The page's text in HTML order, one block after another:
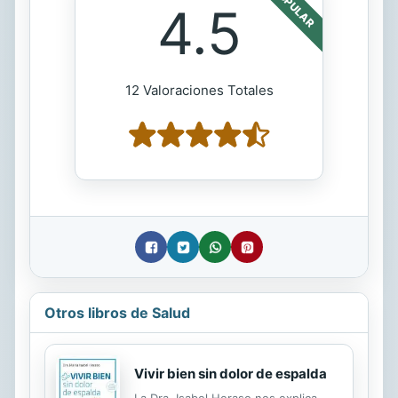
4.5
12 Valoraciones Totales
Otros libros de Salud
Vivir bien sin dolor de espalda